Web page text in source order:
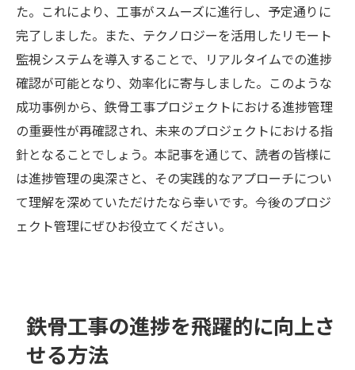
た。これにより、工事がスムーズに進行し、予定通りに
完了しました。また、テクノロジーを活用したリモート
監視システムを導入することで、リアルタイムでの進捗
確認が可能となり、効率化に寄与しました。このような
成功事例から、鉄骨工事プロジェクトにおける進捗管理
の重要性が再確認され、未来のプロジェクトにおける指
針となることでしょう。本記事を通じて、読者の皆様に
は進捗管理の奥深さと、その実践的なアプローチについ
て理解を深めていただけたなら幸いです。今後のプロジ
ェクト管理にぜひお役立てください。
鉄骨工事の進捗を飛躍的に向上さ
せる方法